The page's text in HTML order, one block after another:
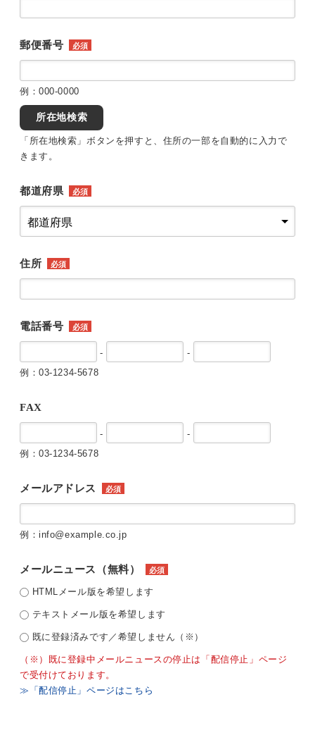
郵便番号 必須
例：000-0000
所在地検索
「所在地検索」ボタンを押すと、住所の一部を自動的に入力で
きます。
都道府県 必須
住所 必須
電話番号 必須
-
-
例：03-1234-5678
FAX
-
-
例：03-1234-5678
メールアドレス 必須
例：info@example.co.jp
メールニュース（無料） 必須
HTMLメール版を希望します
テキストメール版を希望します
既に登録済みです／希望しません（※）
（※）既に登録中メールニュースの停止は「配信停止」ページ
で受付けております。
≫「配信停止」ページはこちら